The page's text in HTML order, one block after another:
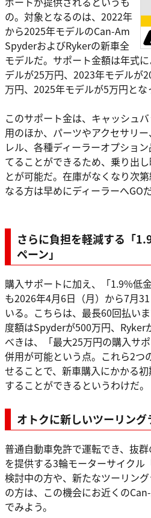
の。対象となるのは、2022年
から2025年モデルのCan-Am
SpyderおよびRykerの新車全
モデルだ。サポート金額は年式
デルが25万円、2023年モデルが
万円、2025年モデルが5万円とな
このサポート金は、キャッシュ
用のほか、パーツやアクセサリ
レル、各種ディーラーオプショ
てることができるため、乗り出
とが可能だ。在庫がなくなり次
なる方は早めにディーラーへGOだ
さらに負担を軽減する「
ペーン」
購入サポートに加え、「1.9%低
も2026年4月6日（月）から7月
いる。こちらは、最長60回払い
度額はSpyderが500万円、Ryker
べきは、「最大25万円の購入サ
併用が可能という点。これら2つ
せることで、新車購入にかかる
することができるというわけだ。
オトクに新しいツーリング
普通自動車免許で運転でき、抜
を提供する3輪モーターサイクル
検討中の方や、新たなツーリン
の方は、この機会にお近くの
でみよう。